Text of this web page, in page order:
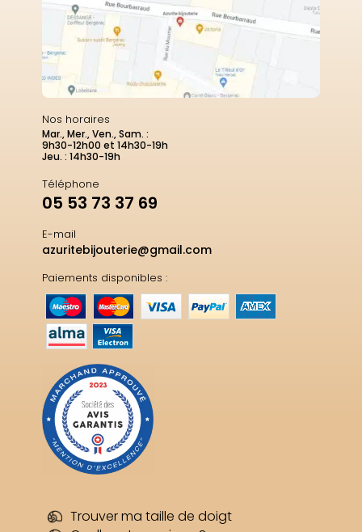
Nos horaires
Mar., Mer., Ven., Sam. :
9h30-12h00 et 14h30-19h
Jeu. : 14h30-19h
Téléphone
05 53 73 37 69
E-mail
azuritebijouterie@gmail.com
Paiements disponibles :
Trouver ma taille de doigt